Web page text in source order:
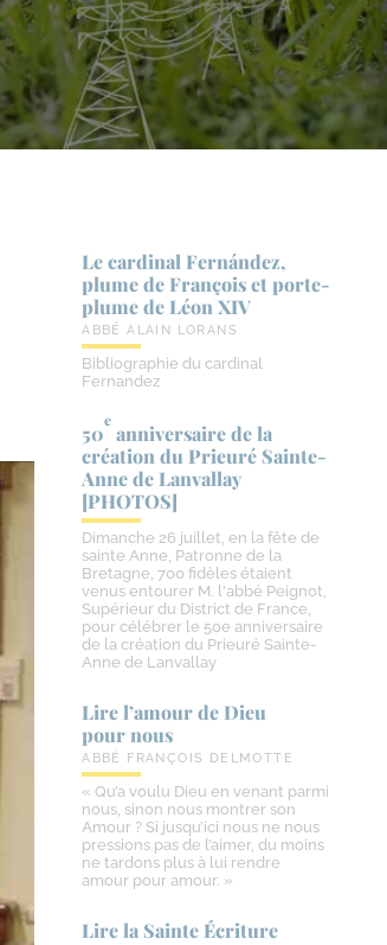
Le cardinal Fernández,
plume de François et porte-​
plume de Léon XIV
ABBÉ ALAIN LORANS
Bibliographie du cardinal
Fernandez
50
e
anniversaire de la
création du Prieuré Sainte-​
Anne de Lanvallay
[PHOTOS]
Dimanche 26 juillet, en la fête de
sainte Anne, Patronne de la
Bretagne, 700 fidèles étaient
venus entourer M. l'abbé Peignot,
Supérieur du District de France,
pour célébrer le 50e anniversaire
de la création du Prieuré Sainte-
Anne de Lanvallay
Lire l’amour de Dieu
pour nous
ABBÉ FRANÇOIS DELMOTTE
« Qu’a voulu Dieu en venant parmi
nous, sinon nous montrer son
Amour ? Si jusqu’ici nous ne nous
pressions pas de l’aimer, du moins
ne tardons plus à lui rendre
amour pour amour. »
Lire la Sainte Écriture